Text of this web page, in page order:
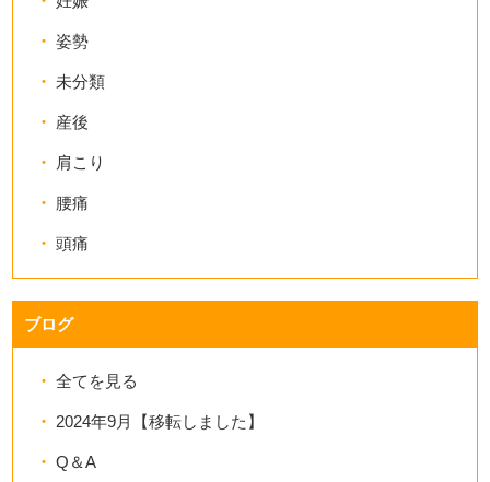
姿勢
未分類
産後
肩こり
腰痛
頭痛
ブログ
全てを見る
2024年9月【移転しました】
Q＆A